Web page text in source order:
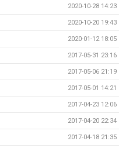
2020-10-28 14:23
2020-10-20 19:43
2020-01-12 18:05
2017-05-31 23:16
2017-05-06 21:19
2017-05-01 14:21
2017-04-23 12:06
2017-04-20 22:34
2017-04-18 21:35